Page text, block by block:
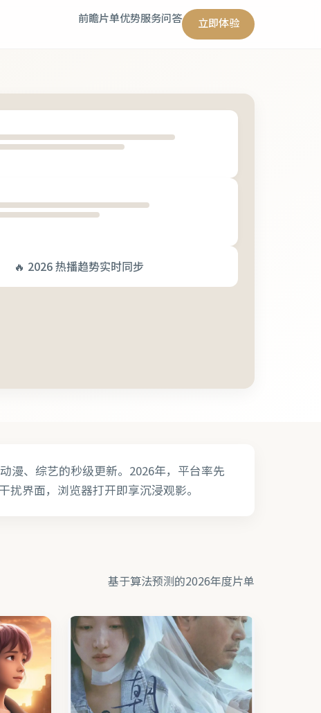
前瞻片单优势服务问答 立即体验
🔥 2026 热播趋势实时同步
漫、综艺的秒级更新。2026年，平台率先
界面，浏览器打开即享沉浸观影。
基于算法预测的2026年度片单